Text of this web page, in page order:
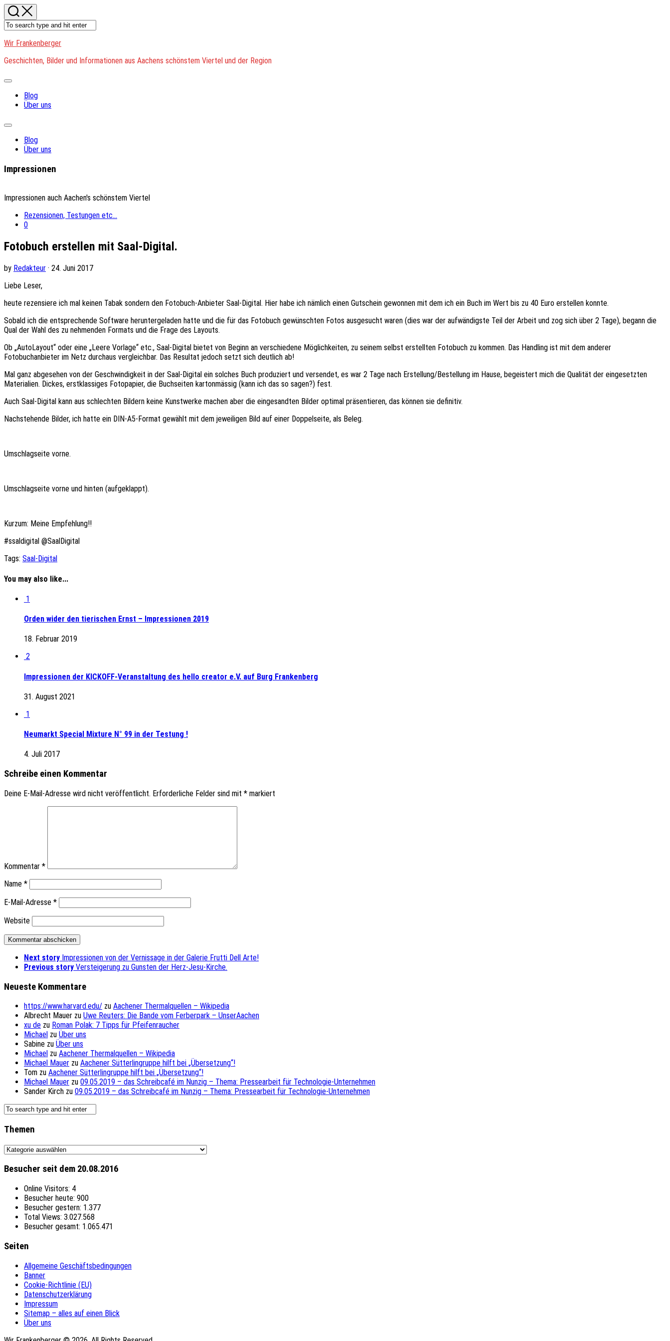
Skip
to
content
Wir Frankenberger
Geschichten, Bilder und Informationen aus Aachens schönstem Viertel und der Region
Expand
Blog
Über uns
Expand
Blog
Über uns
Impressionen
Impressionen auch Aachen's schönstem Viertel
Rezensionen, Testungen etc...
0
Fotobuch erstellen mit Saal-Digital.
by Redakteur · 24. Juni 2017
Liebe Leser,
heute rezensiere ich mal keinen Tabak sondern den Fotobuch-Anbieter Saal-Digital. Hier habe ich nämlich einen Gutschein gewonnen mit dem ich ein Buch im Wert bis zu 40 Euro erstellen konnte.
Sobald ich die entsprechende Software heruntergeladen hatte und die für das Fotobuch gewünschten Fotos ausgesucht waren (dies war der aufwändigste Teil der Arbeit und zog sich über 2 Tage), begann die
Qual der Wahl des zu nehmenden Formats und die Frage des Layouts.
Ob „AutoLayout“ oder eine „Leere Vorlage“ etc., Saal-Digital bietet von Beginn an verschiedene Möglichkeiten, zu seinem selbst erstellten Fotobuch zu kommen. Das Handling ist mit dem anderer
Fotobuchanbieter im Netz durchaus vergleichbar. Das Resultat jedoch setzt sich deutlich ab!
Mal ganz abgesehen von der Geschwindigkeit in der Saal-Digital ein solches Buch produziert und versendet, es war 2 Tage nach Erstellung/Bestellung im Hause, begeistert mich die Qualität der eingesetzten
Materialien. Dickes, erstklassiges Fotopapier, die Buchseiten kartonmässig (kann ich das so sagen?) fest.
Auch Saal-Digital kann aus schlechten Bildern keine Kunstwerke machen aber die eingesandten Bilder optimal präsentieren, das können sie definitiv.
Nachstehende Bilder, ich hatte ein DIN-A5-Format gewählt mit dem jeweiligen Bild auf einer Doppelseite, als Beleg.
Umschlagseite vorne.
Umschlagseite vorne und hinten (aufgeklappt).
Kurzum: Meine Empfehlung!!
#ssaldigital @SaalDigital
Tags: Saal-Digital
You may also like...
1
Orden wider den tierischen Ernst – Impressionen 2019
18. Februar 2019
2
Impressionen der KICKOFF-Veranstaltung des hello creator e.V. auf Burg Frankenberg
31. August 2021
1
Neumarkt Special Mixture N° 99 in der Testung !
4. Juli 2017
Schreibe einen Kommentar
Deine E-Mail-Adresse wird nicht veröffentlicht. Erforderliche Felder sind mit * markiert
Kommentar *
Name *
E-Mail-Adresse *
Website
Next story Impressionen von der Vernissage in der Galerie Frutti Dell Arte!
Previous story Versteigerung zu Gunsten der Herz-Jesu-Kirche.
Neueste Kommentare
https://www.harvard.edu/ zu Aachener Thermalquellen – Wikipedia
Albrecht Mauer zu Uwe Reuters: Die Bande vom Ferberpark – UnserAachen
xu de zu Roman Polak: 7 Tipps für Pfeifenraucher
Michael zu Über uns
Sabine zu Über uns
Michael zu Aachener Thermalquellen – Wikipedia
Michael Mauer zu Aachener Sütterlingruppe hilft bei „Übersetzung“!
Tom zu Aachener Sütterlingruppe hilft bei „Übersetzung“!
Michael Mauer zu 09.05.2019 – das Schreibcafé im Nunzig – Thema: Pressearbeit für Technologie-Unternehmen
Sander Kirch zu 09.05.2019 – das Schreibcafé im Nunzig – Thema: Pressearbeit für Technologie-Unternehmen
Themen
Themen
Besucher seit dem 20.08.2016
Online Visitors: 4
Besucher heute: 900
Besucher gestern: 1.377
Total Views: 3.027.568
Besucher gesamt: 1.065.471
Seiten
Allgemeine Geschäftsbedingungen
Banner
Cookie-Richtlinie (EU)
Datenschutzerklärung
Impressum
Sitemap – alles auf einen Blick
Über uns